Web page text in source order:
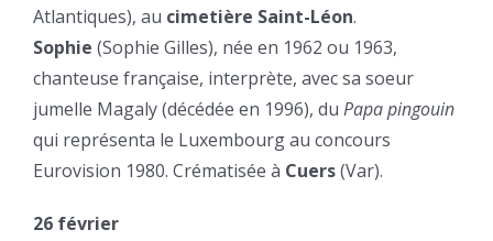
Atlantiques), au cimetière Saint-Léon.
Sophie (Sophie Gilles), née en 1962 ou 1963,
chanteuse française, interprète, avec sa soeur
jumelle Magaly (décédée en 1996), du Papa pingouin
qui représenta le Luxembourg au concours
Eurovision 1980. Crématisée à Cuers(Var).
26 février